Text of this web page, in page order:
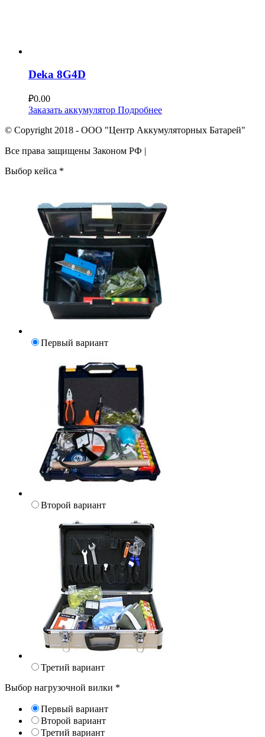
Deka 8G4D
₽0.00
Заказать аккумулятор Подробнее
© Copyright 2018 - ООО "Центр Аккумуляторных Батарей"
Все права защищены Законом РФ |
Выбор кейса *
Первый вариант
Второй вариант
Третий вариант
Выбор нагрузочной вилки *
Первый вариант
Второй вариант
Третий вариант